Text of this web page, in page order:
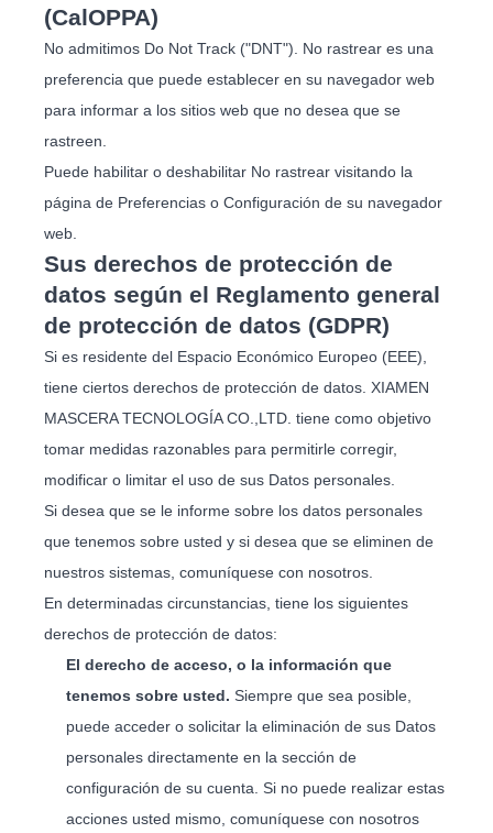
(CalOPPA)
No admitimos Do Not Track ("DNT"). No rastrear es una
preferencia que puede establecer en su navegador web
para informar a los sitios web que no desea que se
rastreen.
Puede habilitar o deshabilitar No rastrear visitando la
página de Preferencias o Configuración de su navegador
web.
Sus derechos de protección de
datos según el Reglamento general
de protección de datos (GDPR)
Si es residente del Espacio Económico Europeo (EEE),
tiene ciertos derechos de protección de datos. XIAMEN
MASCERA TECNOLOGÍA CO.,LTD. tiene como objetivo
tomar medidas razonables para permitirle corregir,
modificar o limitar el uso de sus Datos personales.
Si desea que se le informe sobre los datos personales
que tenemos sobre usted y si desea que se eliminen de
nuestros sistemas, comuníquese con nosotros.
En determinadas circunstancias, tiene los siguientes
derechos de protección de datos:
El derecho de acceso, o la información que
tenemos sobre usted. Siempre que sea posible,
puede acceder o solicitar la eliminación de sus Datos
personales directamente en la sección de
configuración de su cuenta. Si no puede realizar estas
acciones usted mismo, comuníquese con nosotros